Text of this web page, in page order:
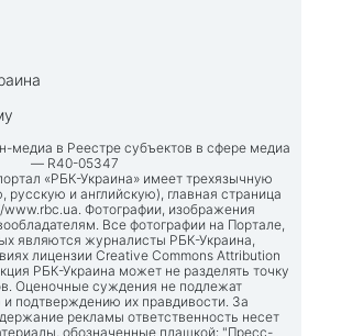
медиа в Реестре субъектов в сфере медиа
— R40-05347
«РБК-Украина» имеет трехязычную
русскую и английскую), главная страница
www.rbc.ua. Фотографии, изображения
Все фотографии на Портале,
являются журналисты РБК-Украина,
лицензии Creative Commons Attribution
РБК-Украина может не разделять точку
Оценочные суждения не подлежат
подтверждению их правдивости. За
рекламы ответственность несет
обозначенные плашкой: "Пресс-